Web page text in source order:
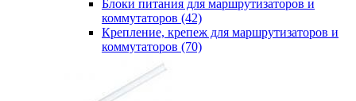
Блоки питания для маршрутизаторов и
коммутаторов (42)
Крепление, крепеж для маршрутизаторов и
коммутаторов (70)